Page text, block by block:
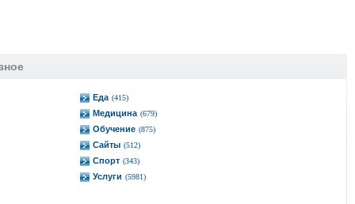
Еда (415)
Медицина (679)
Обучение (875)
Сайты (512)
Спорт (343)
Услуги (5981)